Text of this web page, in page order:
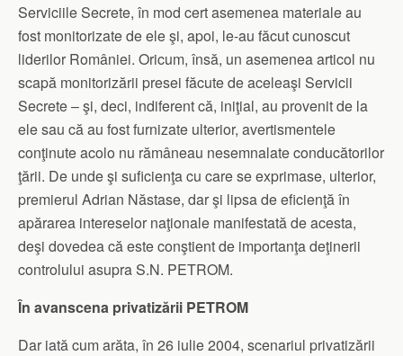
Serviciile Secrete, în mod cert asemenea materiale au
fost monitorizate de ele şi, apoi, le-au făcut cunoscut
liderilor României. Oricum, însă, un asemenea articol nu
scapă monitorizării presei făcute de aceleaşi Servicii
Secrete – şi, deci, indiferent că, iniţial, au provenit de la
ele sau că au fost furnizate ulterior, avertismentele
conţinute acolo nu rămâneau nesemnalate conducătorilor
ţării. De unde şi suficienţa cu care se exprimase, ulterior,
premierul Adrian Năstase, dar şi lipsa de eficienţă în
apărarea intereselor naţionale manifestată de acesta,
deşi dovedea că este conştient de importanţa deţinerii
controlului asupra S.N. PETROM.
În avanscena privatizării PETROM
Dar iată cum arăta, în 26 iulie 2004, scenariul privatizării